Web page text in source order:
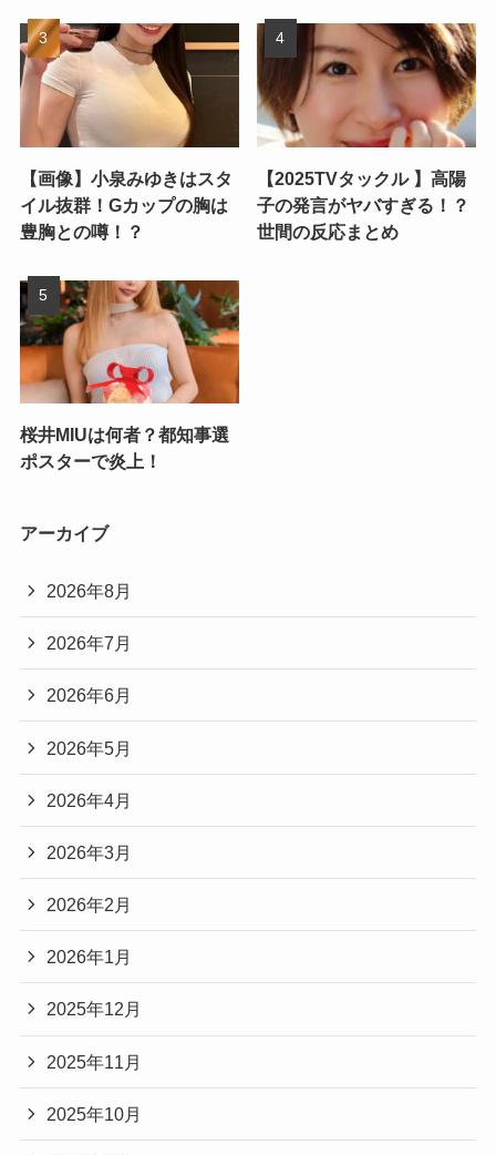
【画像】小泉みゆきはスタ
イル抜群！Gカップの胸は
豊胸との噂！？
【2025TVタックル 】高陽
子の発言がヤバすぎる！？
世間の反応まとめ
桜井MIUは何者？都知事選
ポスターで炎上！
アーカイブ
2026年8月
2026年7月
2026年6月
2026年5月
2026年4月
2026年3月
2026年2月
2026年1月
2025年12月
2025年11月
2025年10月